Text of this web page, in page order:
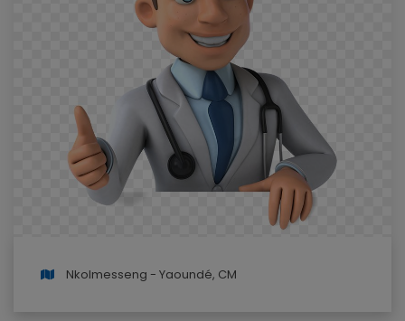
Nkolmesseng - Yaoundé, CM